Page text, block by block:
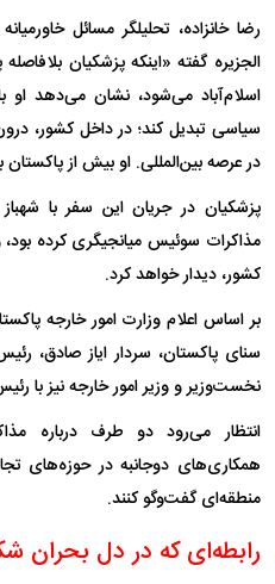
رضا خانزاده، تحلیلگر مسائل
الجزیره گفته «اینکه پزشکیان
اسلام‌آباد می‌شود، نشان می‌دهد او
سیاسی تبدیل کند؛ در داخل کشور،
در عرصه بین‌المللی. او بیش از پاکستان
پزشکیان در جریان این سفر با
مذاکرات سوئیس میانجیگری کرده
کشور، دیدار خواهد کرد.
بر اساس اعلام وزارت امور خارجه
سنای پاکستان، سردار ایاز صادق،
نخست‌وزیر و وزیر امور خارجه نیز با
انتظار می‌رود دو طرف درباره
همکاری‌های دوجانبه در حوزه‌های
منطقه‌ای گفت‌وگو کنند.
رابطه‌ای که در دل بحران